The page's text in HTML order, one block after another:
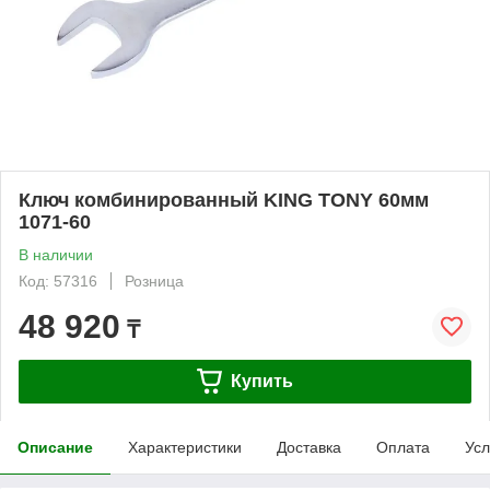
Ключ комбинированный KING TONY 60мм
1071-60
В наличии
Код: 57316
Розница
48 920 ₸
Купить
Описание Характеристики Доставка Оплата